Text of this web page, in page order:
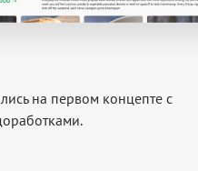
на первом концепте с